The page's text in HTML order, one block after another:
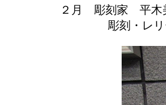
２月 彫刻家 平木
彫刻・レ